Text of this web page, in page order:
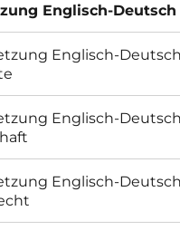
Englisch-Deutsch
Englisch-
Englisch-
Englisch-